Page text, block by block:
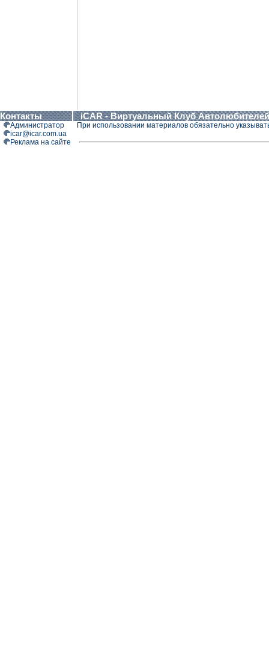
Контакты
Администратор
icar@icar.com.ua
Реклама на сайте
iCAR - Виртуальный Клуб Автолюбителей
При использовании материалов обязательно